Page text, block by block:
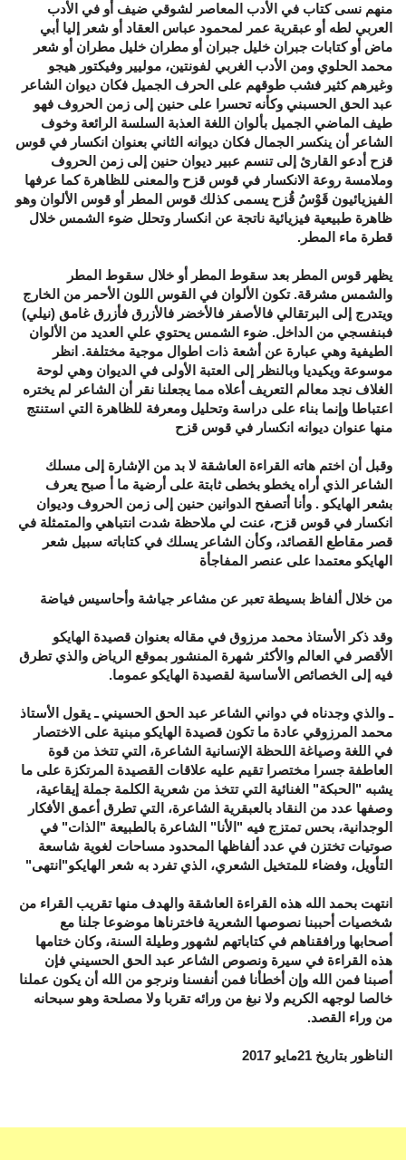
منهم نسى كتاب في الأدب المعاصر لشوقي ضيف أو في الأدب
العربي لطه أو عبقرية عمر لمحمود عباس العقاد أو شعر إليا أبي
ماض أو كتابات جبران خليل جبران أو مطران خليل مطران أو شعر
محمد الحلوي ومن الأدب الغربي لفونتين، موليير وفيكتور هيجو
وغيرهم كثير فشب طوقهم على الحرف الجميل فكان ديوان الشاعر
عبد الحق الحسبني وكأنه تحسرا على حنين إلى زمن الحروف فهو
طيف الماضي الجميل بألوان اللغة العذبة السلسة الرائعة وخوف
الشاعر أن ينكسر الجمال فكان ديوانه الثاني بعنوان انكسار في قوس
قزح أدعو القارئ إلى تنسم عبير ديوان حنين إلى زمن الحروف
وملامسة روعة الانكسار في قوس قزح والمعنى للظاهرة كما عرفها
الفيزيائيون قَوْسُ قُزح يسمى كذلك قوس المطر أو قوس الألوان وهو
ظاهرة طبيعية فيزيائية ناتجة عن انكسار وتحلل ضوء الشمس خلال
قطرة ماء المطر.
يظهر قوس المطر بعد سقوط المطر أو خلال سقوط المطر
والشمس مشرقة. تكون الألوان في القوس اللون الأحمر من الخارج
ويتدرج إلى البرتقالي فالأصفر فالأخضر فالأزرق فأزرق غامق (نيلي)
فبنفسجي من الداخل. ضوء الشمس يحتوي علي العديد من الألوان
الطيفية وهي عبارة عن أشعة ذات اطوال موجية مختلفة. انظر
موسوعة ويكيديا وبالنظر إلى العتبة الأولى في الديوان وهي لوحة
الغلاف نجد معالم التعريف أعلاه مما يجعلنا نقر أن الشاعر لم يختره
اعتباطا وإنما بناء على دراسة وتحليل ومعرفة للظاهرة التي استنتج
منها عنوان ديوانه انكسار في قوس قزح
وقبل أن اختم هاته القراءة العاشقة لا بد من الإشارة إلى مسلك
الشاعر الذي أراه يخطو بخطى ثابتة على أرضية ما أ صبح يعرف
بشعر الهايكو . وأنا أتصفح الدوانين حنين إلى زمن الحروف وديوان
انكسار في قوس قزح، عنت لي ملاحظة شدت انتباهي والمتمثلة في
قصر مقاطع القصائد، وكأن الشاعر يسلك في كتاباته سبيل شعر
الهايكو معتمدا على عنصر المفاجأة
من خلال ألفاظ بسيطة تعبر عن مشاعر جياشة وأحاسيس فياضة
وقد ذكر الأستاذ محمد مرزوق في مقاله بعنوان قصيدة الهايكو
الأقصر في العالم والأكثر شهرة المنشور بموقع الرياض والذي تطرق
فيه إلى الخصائص الأساسية لقصيدة الهايكو عموما.
ـ والذي وجدناه في دواني الشاعر عبد الحق الحسيني ـ يقول الأستاذ
محمد المرزوقي عادة ما تكون قصيدة الهايكو مبنية على الاختصار
في اللغة وصياغة اللحظة الإنسانية الشاعرة، التي تتخذ من قوة
العاطفة جسرا مختصرا تقيم عليه علاقات القصيدة المرتكزة على ما
يشبه "الحبكة" الغنائية التي تتخذ من شعرية الكلمة جملة إيقاعية،
وصفها عدد من النقاد بالعبقرية الشاعرة، التي تطرق أعمق الأفكار
الوجدانية، بحس تمتزج فيه "الأنا" الشاعرة بالطبيعة "الذات" في
صوتيات تختزن في عدد ألفاظها المحدود مساحات لغوية شاسعة
التأويل، وفضاء للمتخيل الشعري، الذي تفرد به شعر الهايكو"انتهى"
انتهت بحمد الله هذه القراءة العاشقة والهدف منها تقريب القراء من
شخصيات أحببنا نصوصها الشعرية فاخترناها موضوعا جلنا مع
أصحابها ورافقناهم في كتاباتهم لشهور وطيلة السنة، وكان ختامها
هذه القراءة في سيرة ونصوص الشاعر عبد الحق الحسيني فإن
أصبنا فمن الله وإن أخطأنا فمن أنفسنا ونرجو من الله أن يكون عملنا
خالصا لوجهه الكريم ولا نبغ من ورائه تقربا ولا مصلحة وهو سبحانه
من وراء القصد.
الناظور بتاريخ 21مايو 2017